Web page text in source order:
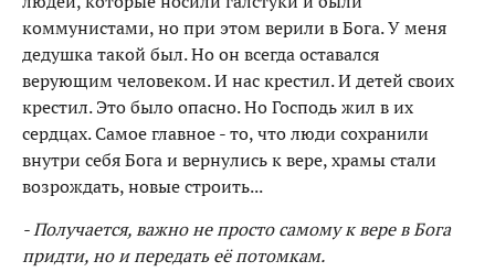
коммунистами, но при этом верили в Бога. У меня
дедушка такой был. Но он всегда оставался
верующим человеком. И нас крестил. И детей своих
крестил. Это было опасно. Но Господь жил в их
сердцах. Самое главное - то, что люди сохранили
внутри себя Бога и вернулись к вере, храмы стали
возрождать, новые строить...
- Получается, важно не просто самому к вере в Бога
придти, но и передать её потомкам.